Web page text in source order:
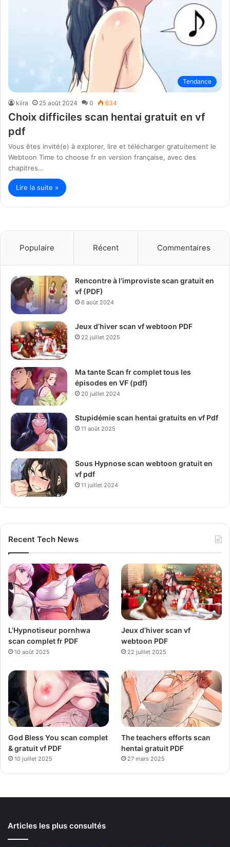
Tendance
kiira 25 août 2024 0 634
Choix difficiles scan hentai gratuit en vf
pdf
Vous êtes invité(e) à explorer, lire et télécharger gratuitement le
Webtoon Time to choose fr en version française, avec des
chapitres…
Lire la suite »
Populaire Récent Commentaires
Rencontre à l’improviste scan gratuit en
vf (PDF)
6 août 2024
Jeux d’hiver scan vf webtoon PDF
22 juillet 2025
Ma tante Scan fr complet tous les
épisodes en VF (pdf)
20 juillet 2024
Stupidémie scan hentai gratuits en vf Pdf
11 août 2025
Sous Hypnose scan webtoon gratuit en
vf pdf
11 juillet 2024
Recent Tech News
L’Hypnotiseur pornhwa
scan complet fr PDF
10 août 2025
Jeux d’hiver scan vf
webtoon PDF
22 juillet 2025
God Bless You scan complet
& gratuit vf PDF
10 juillet 2025
The teachers efforts scan
hentai gratuit PDF
27 mars 2025
Articles les plus consultés